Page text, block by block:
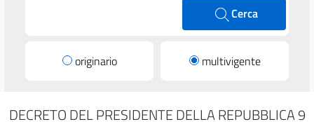
Cerca
originario multivigente
DECRETO DEL PRESIDENTE DELLA REPUBBLICA 9